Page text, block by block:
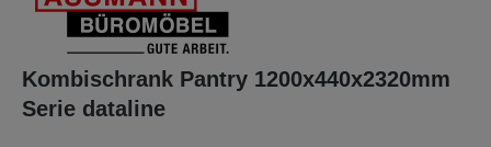
Kombischrank Pantry 1200x440x2320mm
Serie dataline